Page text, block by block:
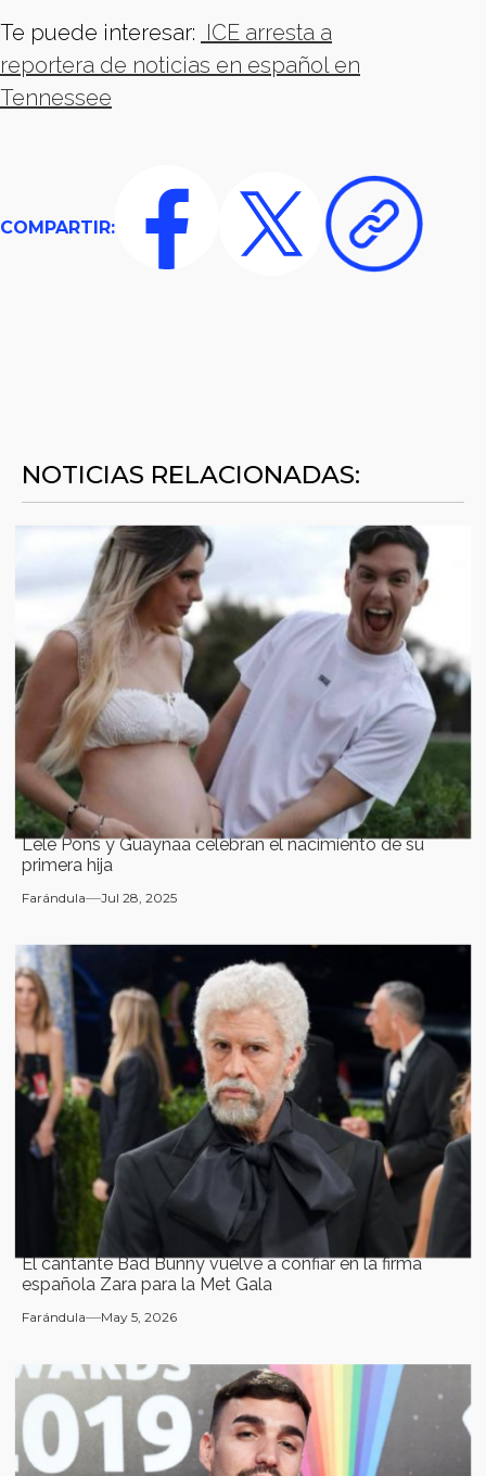
Te puede interesar: ICE arresta a
reportera de noticias en español en
Tennessee
COMPARTIR:
NOTICIAS RELACIONADAS:
Lele Pons y Guaynaa celebran el nacimiento de su
primera hija
Farándula Jul 28, 2025
El cantante Bad Bunny vuelve a confiar en la firma
española Zara para la Met Gala
Farándula May 5, 2026